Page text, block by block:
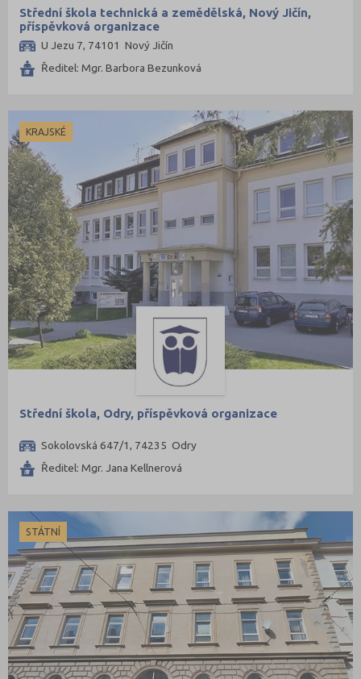
Střední škola technická a zemědělská, Nový Jičín,
příspěvková organizace
U Jezu 7, 74101 Nový Jičín
Ředitel: Mgr. Barbora Bezunková
KRAJSKÉ
Střední škola, Odry, příspěvková organizace
Sokolovská 647/1, 74235 Odry
Ředitel: Mgr. Jana Kellnerová
STÁTNÍ